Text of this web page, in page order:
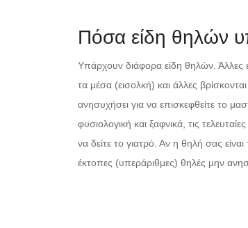
Πόσα είδη θηλών
Υπάρχουν διάφορα είδη θηλών. Άλλες
τα μέσα (εισολκή) και άλλες
ανησυχήσει για να επισκεφθείτε το
φυσιολογική και ξαφνικά, τις
να δείτε το γιατρό. Αν η θηλή σας
έκτοπες (υπεράριθμες) θηλές μην